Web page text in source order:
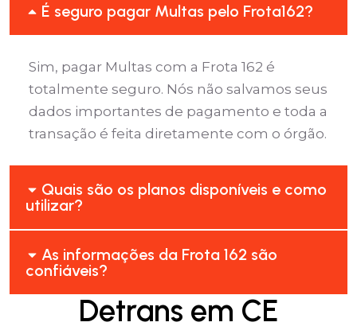
É seguro pagar Multas pelo Frota162?
Sim, pagar Multas com a Frota 162 é
totalmente seguro. Nós não salvamos seus
dados importantes de pagamento e toda a
transação é feita diretamente com o órgão.
Quais são os planos disponíveis e como
utilizar?
As informações da Frota 162 são
confiáveis?
Detrans em CE